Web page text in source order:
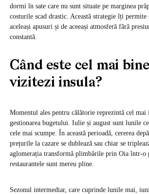
dormi în sate care nu sunt situate pe marginea
costurile scad drastic. Această strategie îți permite
aceleași apusuri și de aceeași atmosferă fără
constantă.
Când este cel mai
vizitezi insula?
Momentul ales pentru călătorie reprezintă cel
gestionarea bugetului. Iulie și august sunt lunile
cele mai scumpe. În această perioadă, cererea
prețurile la cazare se dublează sau chiar se
aglomerația transformă plimbările prin Oia într-o
restaurantele sunt mereu pline.
Sezonul intermediar, care cuprinde lunile mai,